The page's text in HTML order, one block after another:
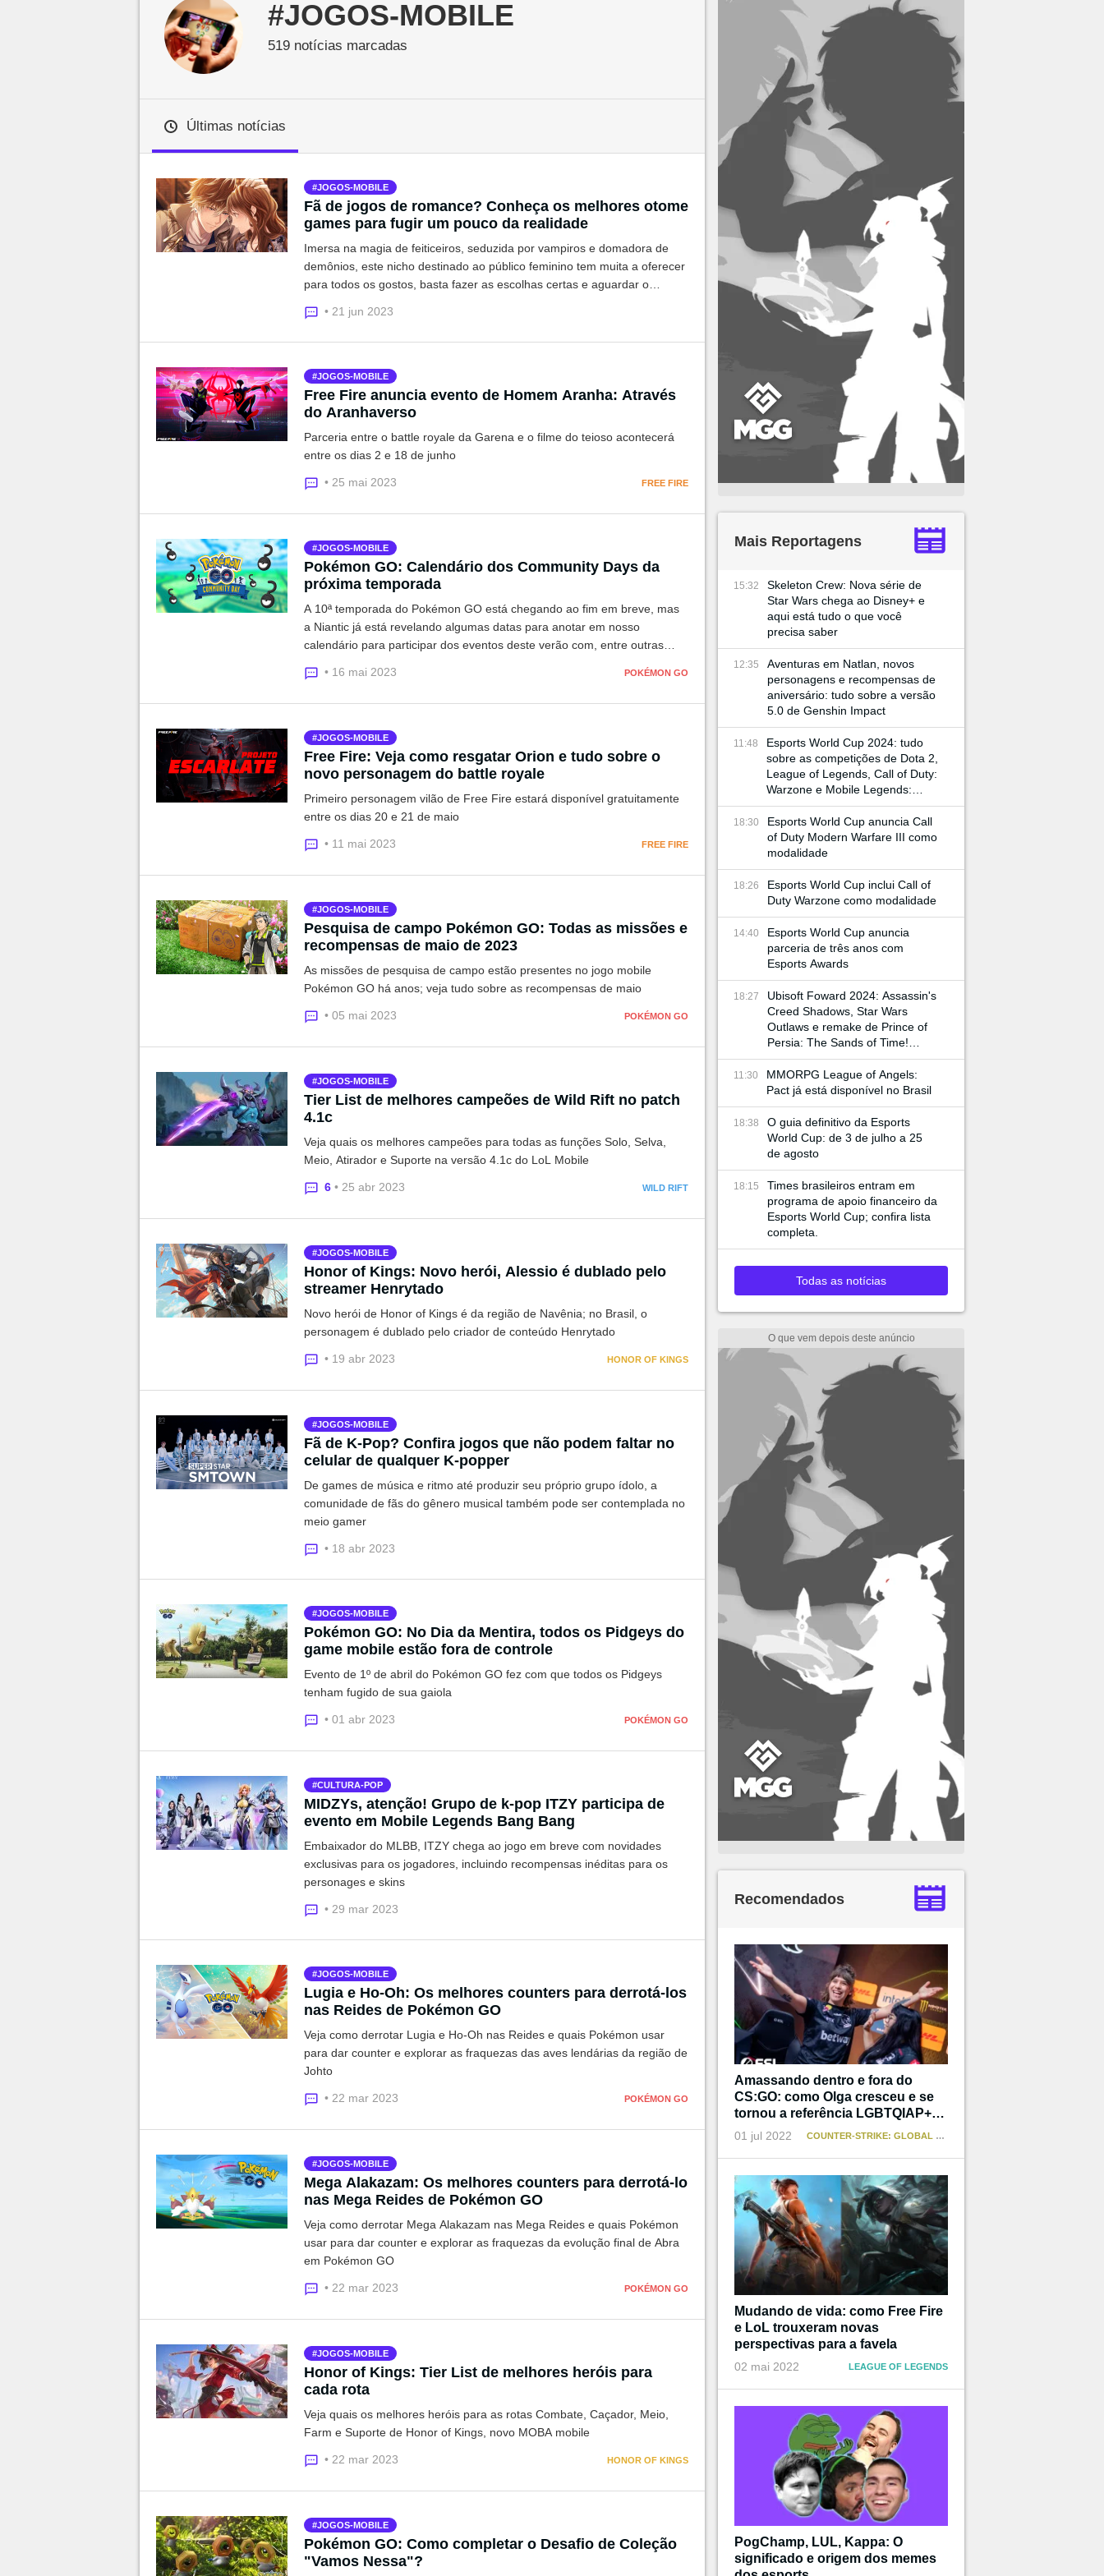
Millenium #JOGOS-MOBILE
519 notícias marcadas
Últimas notícias
JOGOS-MOBILE
Fã de jogos de romance? Conheça os melhores otome
games para fugir um pouco da realidade
Imersa na magia de feiticeiros, seduzida por vampiros e domadora de
demônios, este nicho destinado ao público feminino tem muita a oferecer
para todos os gostos, basta fazer as escolhas certas e aguardar o
• 21 jun 2023
JOGOS-MOBILE
Free Fire anuncia evento de Homem Aranha: Através
do Aranhaverso
Parceria entre o battle royale da Garena e o filme do teioso acontecerá
entre os dias 2 e 18 de junho
• 25 mai 2023 FREE FIRE
JOGOS-MOBILE
Pokémon GO: Calendário dos Community Days da
próxima temporada
A 10ª temporada do Pokémon GO está chegando ao fim em breve, mas
a Niantic já está revelando algumas datas para anotar em nosso
calendário para participar dos eventos deste verão com, entre outras
• 16 mai 2023 POKÉMON GO
JOGOS-MOBILE
Free Fire: Veja como resgatar Orion e tudo sobre o
novo personagem do battle royale
Primeiro personagem vilão de Free Fire estará disponível gratuitamente
entre os dias 20 e 21 de maio
• 11 mai 2023 FREE FIRE
JOGOS-MOBILE
Pesquisa de campo Pokémon GO: Todas as missões e
recompensas de maio de 2023
As missões de pesquisa de campo estão presentes no jogo mobile
Pokémon GO há anos; veja tudo sobre as recompensas de maio
• 05 mai 2023 POKÉMON GO
JOGOS-MOBILE
Tier List de melhores campeões de Wild Rift no patch
4.1c
Veja quais os melhores campeões para todas as funções Solo, Selva,
Meio, Atirador e Suporte na versão 4.1c do LoL Mobile
6 • 25 abr 2023 WILD RIFT
JOGOS-MOBILE
Honor of Kings: Novo herói, Alessio é dublado pelo
streamer Henrytado
Novo herói de Honor of Kings é da região de Navênia; no Brasil, o
personagem é dublado pelo criador de conteúdo Henrytado
• 19 abr 2023 HONOR OF KINGS
JOGOS-MOBILE
Fã de K-Pop? Confira jogos que não podem faltar no
celular de qualquer K-popper
De games de música e ritmo até produzir seu próprio grupo ídolo, a
comunidade de fãs do gênero musical também pode ser contemplada no
meio gamer
• 18 abr 2023
JOGOS-MOBILE
Pokémon GO: No Dia da Mentira, todos os Pidgeys do
game mobile estão fora de controle
Evento de 1º de abril do Pokémon GO fez com que todos os Pidgeys
tenham fugido de sua gaiola
• 01 abr 2023 POKÉMON GO
CULTURA-POP
MIDZYs, atenção! Grupo de k-pop ITZY participa de
evento em Mobile Legends Bang Bang
Embaixador do MLBB, ITZY chega ao jogo em breve com novidades
exclusivas para os jogadores, incluindo recompensas inéditas para os
personages e skins
• 29 mar 2023
JOGOS-MOBILE
Lugia e Ho-Oh: Os melhores counters para derrotá-los
nas Reides de Pokémon GO
Veja como derrotar Lugia e Ho-Oh nas Reides e quais Pokémon usar
para dar counter e explorar as fraquezas das aves lendárias da região de
Johto
• 22 mar 2023 POKÉMON GO
JOGOS-MOBILE
Mega Alakazam: Os melhores counters para derrotá-lo
nas Mega Reides de Pokémon GO
Veja como derrotar Mega Alakazam nas Mega Reides e quais Pokémon
usar para dar counter e explorar as fraquezas da evolução final de Abra
em Pokémon GO
• 22 mar 2023 POKÉMON GO
JOGOS-MOBILE
Honor of Kings: Tier List de melhores heróis para
cada rota
Veja quais os melhores heróis para as rotas Combate, Caçador, Meio,
Farm e Suporte de Honor of Kings, novo MOBA mobile
• 22 mar 2023 HONOR OF KINGS
JOGOS-MOBILE
Pokémon GO: Como completar o Desafio de Coleção
"Vamos Nessa"?
Mais Reportagens
15:32
Skeleton Crew: Nova série de
Star Wars chega ao Disney+ e
aqui está tudo o que você
precisa saber
12:35
Aventuras em Natlan, novos
personagens e recompensas de
aniversário: tudo sobre a versão
5.0 de Genshin Impact
11:48
Esports World Cup 2024: tudo
sobre as competições de Dota 2,
League of Legends, Call of Duty:
Warzone e Mobile Legends:
Bang Bang
18:30
Esports World Cup anuncia Call
of Duty Modern Warfare III como
modalidade
18:26
Esports World Cup inclui Call of
Duty Warzone como modalidade
14:40
Esports World Cup anuncia
parceria de três anos com
Esports Awards
18:27
Ubisoft Foward 2024: Assassin's
Creed Shadows, Star Wars
Outlaws e remake de Prince of
Persia: The Sands of Time!
Confira tudo o que rolou na
conferência
11:30
MMORPG League of Angels:
Pact já está disponível no Brasil
18:38
O guia definitivo da Esports
World Cup: de 3 de julho a 25
de agosto
18:15
Times brasileiros entram em
programa de apoio financeiro da
Esports World Cup; confira lista
completa.
Todas as notícias
Recomendados
Amassando dentro e fora do
CS:GO: como Olga cresceu e se
tornou a referência LGBTQIAP+
que não teve
01 jul 2022 COUNTER-STRIKE: GLOBAL OFFENSIVE
Mudando de vida: como Free Fire
e LoL trouxeram novas
perspectivas para a favela
02 mai 2022 LEAGUE OF LEGENDS
PogChamp, LUL, Kappa: O
significado e origem dos memes